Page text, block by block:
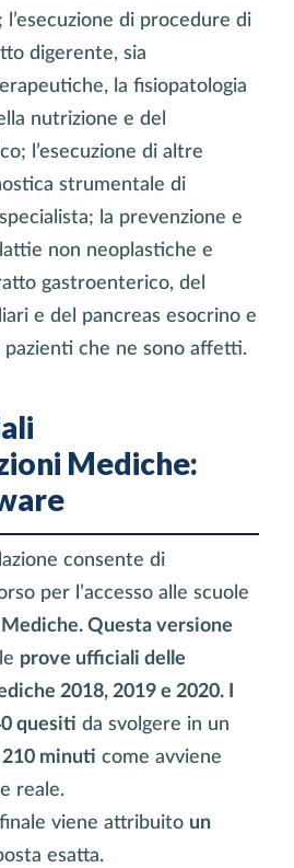
l’esecuzione di procedure di
digerente, sia
la fisiopatologia
nutrizione e del
l’esecuzione di altre
strumentale di
la prevenzione e
non neoplastiche e
gastroenterico, del
e del pancreas esocrino e
pazienti che ne sono affetti.
Mediche:
consente di
per l’accesso alle scuole
Questa versione
prove ufficiali delle
2018, 2019 e 2020. I
quesiti da svolgere in un
210 minuti come avviene
reale.
viene attribuito un
esatta.